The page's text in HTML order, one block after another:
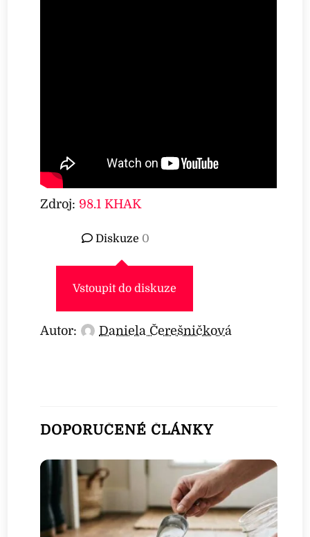
Zdroj: 98.1 KHAK
Diskuze 0
Vstoupit do diskuze
Autor: Daniela Čerešničková
DOPORUČENÉ ČLÁNKY